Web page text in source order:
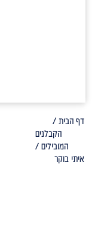
דף הבית /
הקבלנים
המובילים /
איתי בוקר